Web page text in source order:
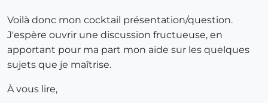
Voilà donc mon cocktail présentation/question.
J'espère ouvrir une discussion fructueuse, en
apportant pour ma part mon aide sur les quelques
sujets que je maîtrise.
À vous lire,